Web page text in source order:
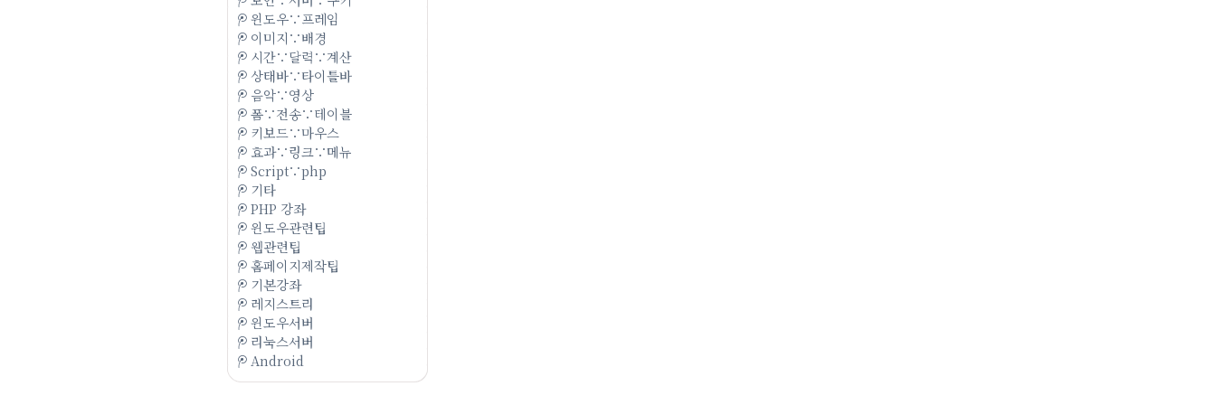
윈도우∵프레임
이미지∵배경
시간∵달력∵계산
상태바∵타이틀바
음악∵영상
폼∵전송∵테이블
키보드∵마우스
효과∵링크∵메뉴
Script∵php
기타
PHP 강좌
윈도우관련팁
웹관련팁
홈페이지제작팁
기본강좌
레지스트리
윈도우서버
리눅스서버
Android